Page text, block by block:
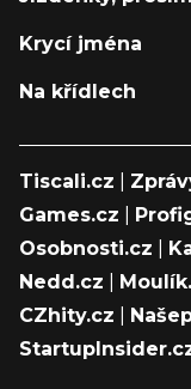
Krycí jména
Na křídlech
Tiscali.cz
Games.cz
Osobnosti.cz
Nedd.cz
CZhity.cz